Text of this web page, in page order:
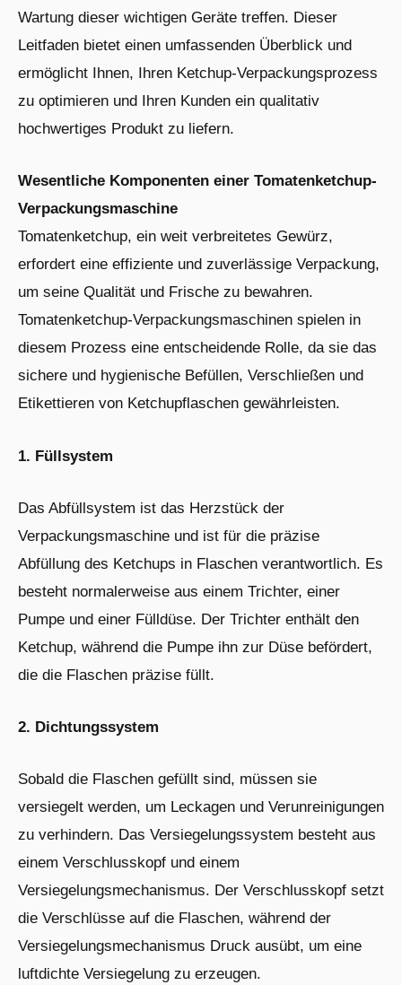
Wartung dieser wichtigen Geräte treffen. Dieser
Leitfaden bietet einen umfassenden Überblick und
ermöglicht Ihnen, Ihren Ketchup-Verpackungsprozess
zu optimieren und Ihren Kunden ein qualitativ
hochwertiges Produkt zu liefern.
Wesentliche Komponenten einer Tomatenketchup-
Verpackungsmaschine
Tomatenketchup, ein weit verbreitetes Gewürz,
erfordert eine effiziente und zuverlässige Verpackung,
um seine Qualität und Frische zu bewahren.
Tomatenketchup-Verpackungsmaschinen spielen in
diesem Prozess eine entscheidende Rolle, da sie das
sichere und hygienische Befüllen, Verschließen und
Etikettieren von Ketchupflaschen gewährleisten.
1. Füllsystem
Das Abfüllsystem ist das Herzstück der
Verpackungsmaschine und ist für die präzise
Abfüllung des Ketchups in Flaschen verantwortlich. Es
besteht normalerweise aus einem Trichter, einer
Pumpe und einer Fülldüse. Der Trichter enthält den
Ketchup, während die Pumpe ihn zur Düse befördert,
die die Flaschen präzise füllt.
2. Dichtungssystem
Sobald die Flaschen gefüllt sind, müssen sie
versiegelt werden, um Leckagen und Verunreinigungen
zu verhindern. Das Versiegelungssystem besteht aus
einem Verschlusskopf und einem
Versiegelungsmechanismus. Der Verschlusskopf setzt
die Verschlüsse auf die Flaschen, während der
Versiegelungsmechanismus Druck ausübt, um eine
luftdichte Versiegelung zu erzeugen.